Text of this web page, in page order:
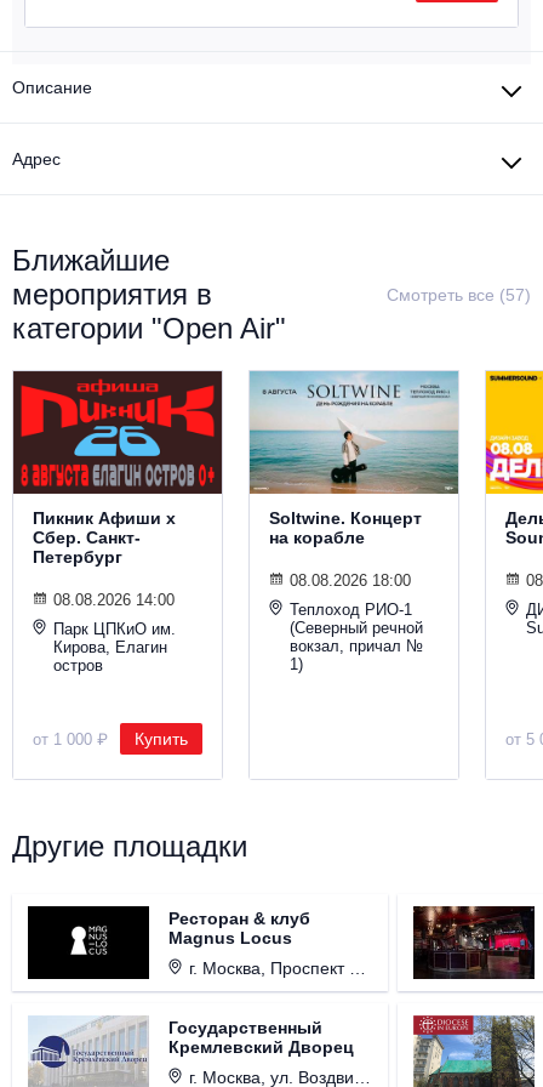
Описание
Адрес
Ближайшие
мероприятия в
категории "Open Air"
Смотреть все (57)
Пикник Афиши х
Сбер. Санкт-
Петербург
08.08.2026 14:00
Парк ЦПКиО им.
Кирова, Елагин
остров
от 1 000 ₽ Купить
Soltwine. Концерт
на корабле
08.08.2026 18:00
Теплоход РИО-1
(Северный речной
вокзал, причал №
1)
от 5
Другие площадки
Ресторан & клуб
Magnus Locus
г. Москва, Проспект Мира, д. 12, стр. 9.
Государственный
Кремлевский Дворец
г. Москва, ул. Воздвиженка, д. 1, Кремль.